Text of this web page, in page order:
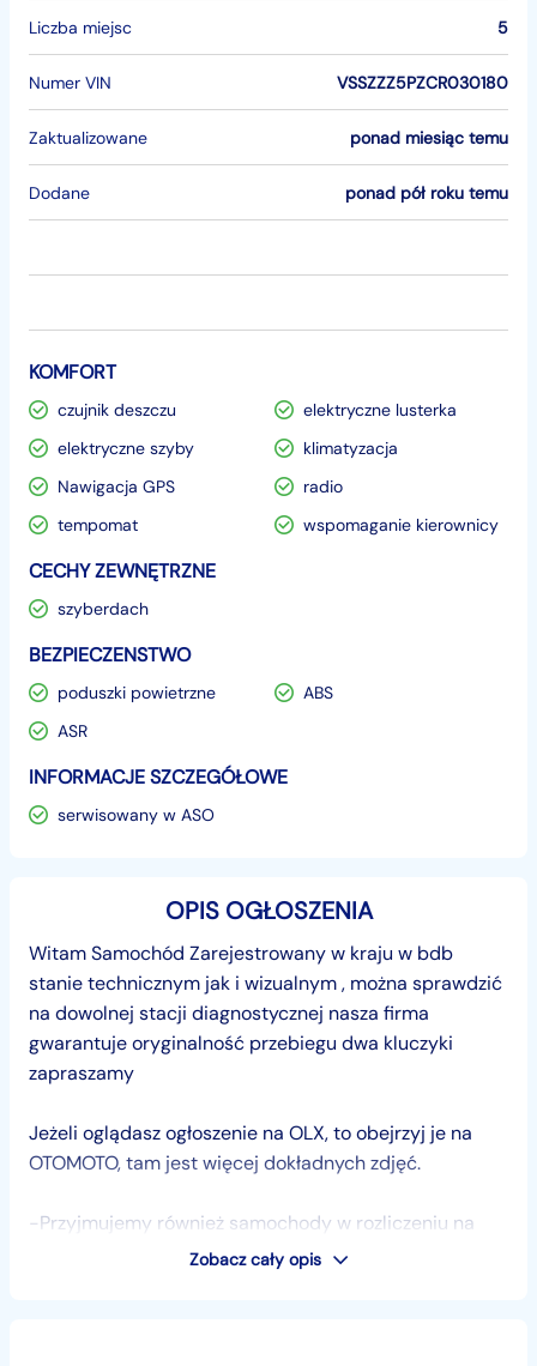
Liczba miejsc 5
Numer VIN VSSZZZ5PZCR030180
Zaktualizowane ponad miesiąc temu
Dodane ponad pół roku temu
KOMFORT
czujnik deszczu
elektryczne lusterka
elektryczne szyby
klimatyzacja
Nawigacja GPS
radio
tempomat
wspomaganie kierownicy
CECHY ZEWNĘTRZNE
szyberdach
BEZPIECZENSTWO
poduszki powietrzne
ABS
ASR
INFORMACJE SZCZEGÓŁOWE
serwisowany w ASO
OPIS OGŁOSZENIA
Witam Samochód Zarejestrowany w kraju w bdb
stanie technicznym jak i wizualnym , można sprawdzić
na dowolnej stacji diagnostycznej nasza firma
gwarantuje oryginalność przebiegu dwa kluczyki
zapraszamy
Jeżeli oglądasz ogłoszenie na OLX, to obejrzyj je na
OTOMOTO, tam jest więcej dokładnych zdjęć.
-Przyjmujemy również samochody w rozliczeniu na
uczciwych warunkach wyceniamy tak żeby klient był
Zobacz cały opis